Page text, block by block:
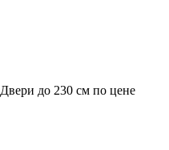
Двери до 230 см по цене